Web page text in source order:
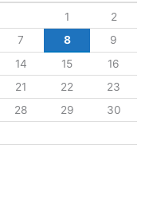
1
2
7 8
9
14 15
16
21 22
23
28 29
30